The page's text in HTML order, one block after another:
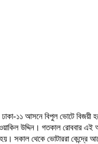
ঢাকা-১১ আসনে বিপুল ভোটে বিজয়ী
উদ্দিন। গতকাল রোববার
সকাল থেকে ভোটাররা কেন্দ্রে